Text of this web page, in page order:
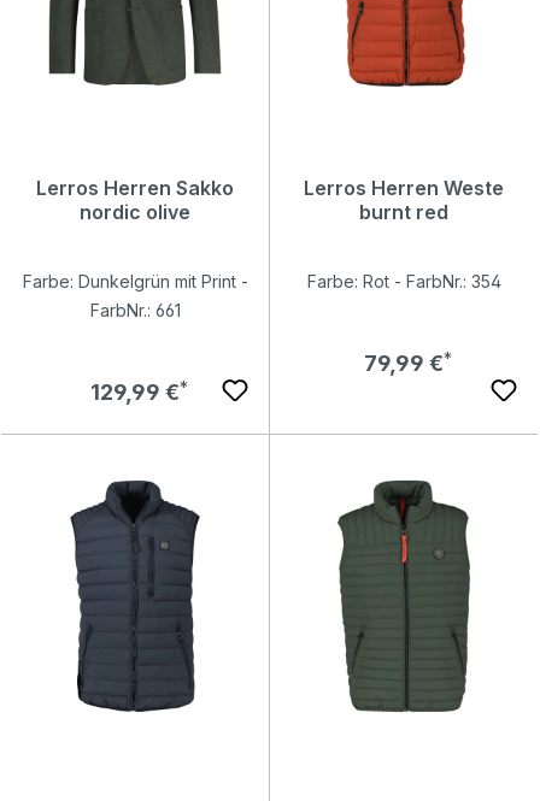
Lerros Herren Sakko
nordic olive
Farbe: Dunkelgrün mit Print -
FarbNr.: 661
Regulärer Preis:
129,99 €
Lerros Herren Weste
burnt red
Farbe: Rot - FarbNr.: 354
Regulärer Preis:
79,99 €